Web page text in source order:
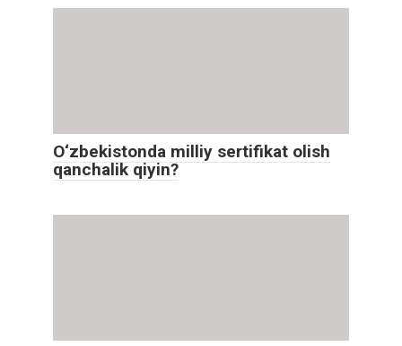
O‘zbekistonda milliy sertifikat olish
qanchalik qiyin?